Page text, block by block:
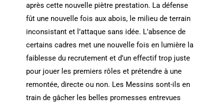
après cette nouvelle piètre prestation. La défense
fût une nouvelle fois aux abois, le milieu de terrain
inconsistant et l’attaque sans idée. L’absence de
certains cadres met une nouvelle fois en lumière la
faiblesse du recrutement et d’un effectif trop juste
pour jouer les premiers rôles et prétendre à une
remontée, directe ou non. Les Messins sont-ils en
train de gâcher les belles promesses entrevues